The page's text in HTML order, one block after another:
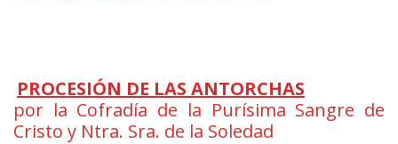
PROCESIÓN DE LAS ANTORCHAS
por la Cofradía de la Purísima Sangre de
Cristo y Ntra. Sra. de la Soledad